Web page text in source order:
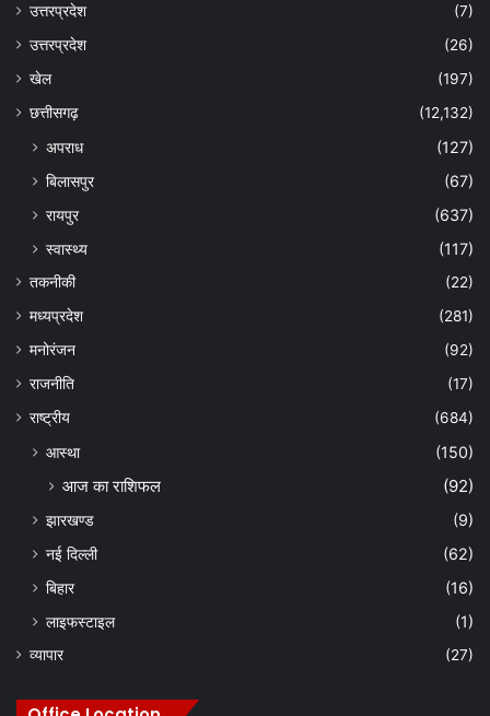
उत्तरप्रदेश
(7)
उत्तरप्रदेश
(26)
खेल
(197)
छत्तीसगढ़
(12,132)
अपराध
(127)
बिलासपुर
(67)
रायपुर
(637)
स्वास्थ्य
(117)
तकनीकी
(22)
मध्यप्रदेश
(281)
मनोरंजन
(92)
राजनीति
(17)
राष्ट्रीय
(684)
आस्था (150)
आज का राशिफल (92)
झारखण्ड
(9)
नई दिल्ली
(62)
बिहार
(16)
लाइफस्टाइल
(1)
व्यापार (27)